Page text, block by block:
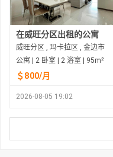
在威旺分区出租的公寓
威旺分区 , 玛卡拉区 , 金边市
公寓 | 2 卧室 | 2 浴室 | 95m²
＄800/月
2026-08-05 19:02